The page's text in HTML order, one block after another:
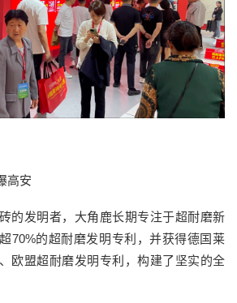
高安
的发明者，大角鹿长期专注于超耐磨新
70%的超耐磨发明专利，并获得德国莱
欧盟超耐磨发明专利，构建了坚实的全